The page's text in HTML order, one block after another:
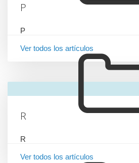
P
P
Ver todos los artículos
R
R
Ver todos los artículos